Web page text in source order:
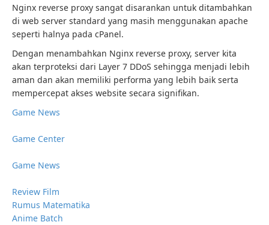
Nginx reverse proxy sangat disarankan untuk ditambahkan
di web server standard yang masih menggunakan apache
seperti halnya pada cPanel.
Dengan menambahkan Nginx reverse proxy, server kita
akan terproteksi dari Layer 7 DDoS sehingga menjadi lebih
aman dan akan memiliki performa yang lebih baik serta
mempercepat akses website secara signifikan.
Game News
Game Center
Game News
Review Film
Rumus Matematika
Anime Batch